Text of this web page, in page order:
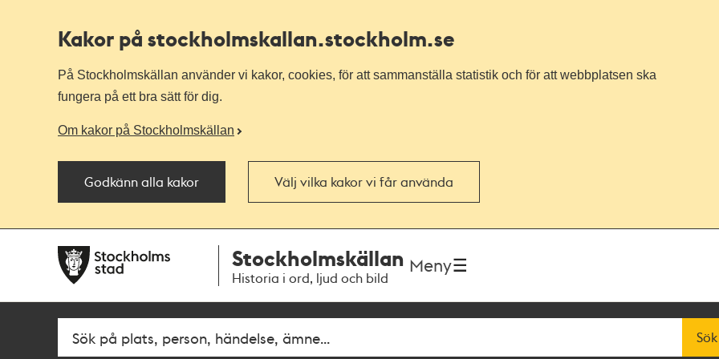
Kakor på stockholmskallan.stockholm.se
På Stockholmskällan använder vi kakor, cookies, för att sammanställa statistik och för att webbplatsen ska
fungera på ett bra sätt för dig.
Om kakor på Stockholmskällan
Godkänn alla kakor Välj vilka kakor vi får använda
navigationen
huvudinnehållet
Stockholmskällan
Historia i ord, ljud och bild
Meny
Fritextsök Sök